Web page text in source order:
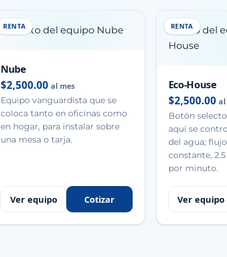
RENTA
Nube
$2,500.00 al mes
Equipo vanguardista que se
coloca tanto en oficinas como
en hogar, para instalar sobre
una mesa o tarja.
Ver equipo Cotizar
RENTA
Eco-House
$2,500.00 al
Botón
aquí se
del agua;
constante,
por minuto.
Ver equipo